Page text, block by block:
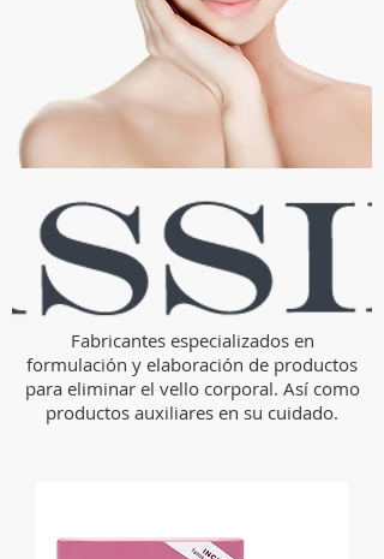
Fabricantes especializados en
formulación y elaboración de productos
para eliminar el vello corporal. Así como
productos auxiliares en su cuidado.